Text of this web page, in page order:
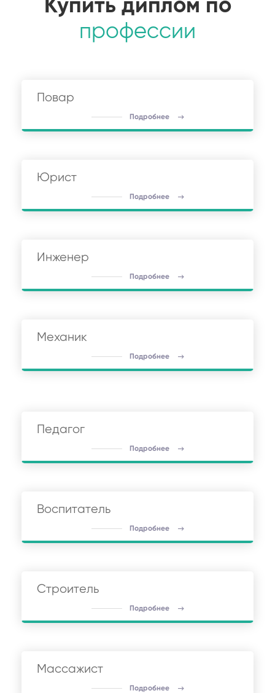
Купить диплом по
профессии
Повар
Подробнее
Юрист
Подробнее
Инженер
Подробнее
Механик
Подробнее
Педагог
Подробнее
Воспитатель
Подробнее
Строитель
Подробнее
Массажист
Подробнее